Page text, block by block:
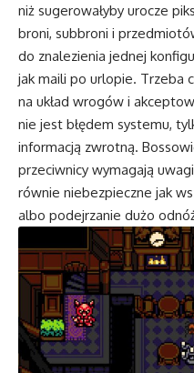
niż sugerowałyby urocze
broni, subbroni i
do znalezienia jednej
jak maili po urlopie. Trzeba
na układ wrogów i
nie jest błędem systemu,
informacją zwrotną.
przeciwnicy wymagają
równie niebezpieczne jak
albo podejrzanie dużo